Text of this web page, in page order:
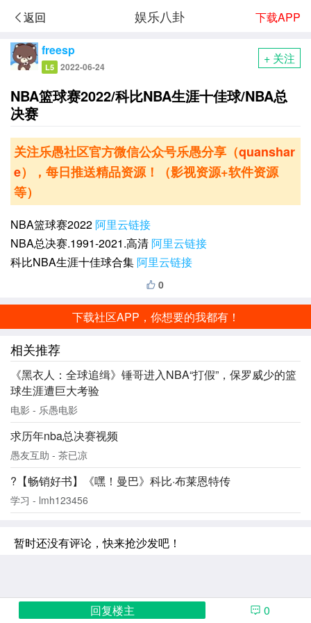
返回 娱乐八卦 下载APP
freesp
L5 2022-06-24
+ 关注
NBA篮球赛2022/科比NBA生涯十佳球/NBA总
决赛
关注乐愚社区官方微信公众号乐愚分享（quanshar
e），每日推送精品资源！（影视资源+软件资源
等）
NBA篮球赛2022 阿里云链接
NBA总决赛.1991-2021.高清 阿里云链接
科比NBA生涯十佳球合集 阿里云链接
0
下载社区APP，你想要的我都有！
相关推荐
《黑衣人：全球追缉》锤哥进入NBA“打假”，保罗威少的篮
球生涯遭巨大考验
电影 - 乐愚电影
求历年nba总决赛视频
愚友互助 - 茶已凉
?【畅销好书】《嘿！曼巴》科比·布莱恩特传
学习 - lmh123456
暂时还没有评论，快来抢沙发吧！
回复楼主 0